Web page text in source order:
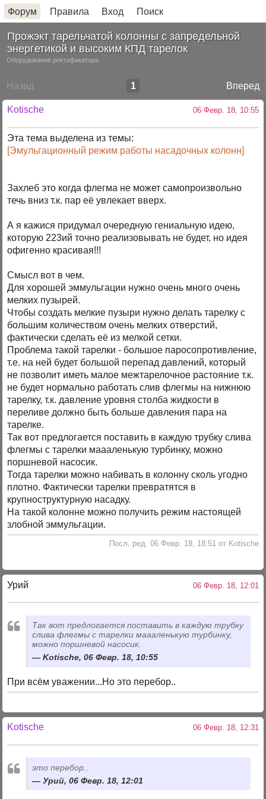
Форум Правила Вход Поиск
Прожэкт тарельчатой колонны с запредельной
энергетикой и высоким КПД тарелок
Оборудование ректификатора
Назад Вперед
1
Kotische 06 Февр. 18, 10:55
Эта тема выделена из темы:
[Эмульгационный режим работы насадочных колонн]
Захлеб это когда флегма не может самопроизвольно
течь вниз т.к. пар её увлекает вверх.
А я кажися придумал очередную гениальную идею,
которую 223ий точно реализовывать не будет, но идея
офигенно красивая!!!
Смысл вот в чем.
Для хорошей эммульгации нужно очень много очень
мелких пузырей.
Чтобы создать мелкие пузыри нужно делать тарелку с
большим количеством очень мелких отверстий,
фактически сделать её из мелкой сетки.
Проблема такой тарелки - большое паросопротивление,
т.е. на ней будет большой перепад давлений, который
не позволит иметь малое межтарелочное растояние т.к.
не будет нормально работать слив флегмы на нижнюю
тарелку, т.к. давление уровня столба жидкости в
переливе должно быть больше давления пара на
тарелке.
Так вот предлогается поставить в каждую трубку слива
флегмы с тарелки маааленькую турбинку, можно
поршневой насосик.
Тогда тарелки можно набивать в колонну сколь угодно
плотно. Фактически тарелки превратятся в
крупноструктурную насадку.
На такой колонне можно получить режим настоящей
злобной эммульгации.
Посл. ред. 06 Февр. 18, 18:51 от Kotische
Урий 06 Февр. 18, 12:01
Так вот предлогается поставить в каждую трубку
слива флегмы с тарелки маааленькую турбинку,
можно поршневой насосик.
Kotische, 06 Февр. 18, 10:55
При всём уважении...Но это перебор..
Kotische 06 Февр. 18, 12:31
это перебор..
Урий, 06 Февр. 18, 12:01